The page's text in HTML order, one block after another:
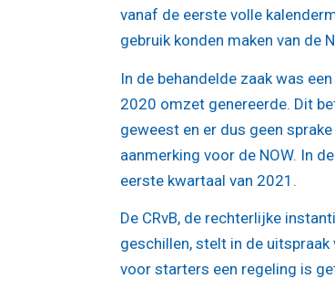
vanaf de eerste volle
gebruik konden maken van de
In de behandelde zaak was
2020 omzet genereerde. Dit
geweest en er dus geen
aanmerking voor de NOW. In
eerste kwartaal van 2021.
De CRvB, de rechterlijke
geschillen, stelt in de
voor starters een regeling is